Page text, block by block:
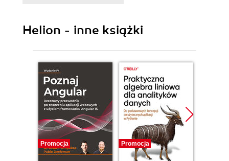
Zabezpieczanie portów ukrytych (96)
Przeciwdziałanie gromadzeniu informacji (135)
Informacje Whois (135)
Projekt witryny internetowej (138)
Anonimowość użytkownika (147)
Skanowanie zakresu adresów IP (151)
Inżynieria społeczna (158)
Rozdział 2. Mechanizmy ochrony przed
włamaniami (161)
Zabezpieczanie przed penetracją (161)
Helion - inne książki
Promocja Promocja